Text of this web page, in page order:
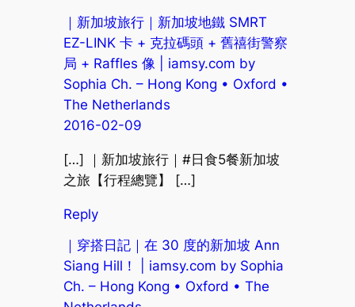
｜新加坡旅行｜新加坡地鐵 SMRT
EZ-LINK 卡 + 克拉碼頭 + 舊禧街警察
局 + Raffles 像 | iamsy.com by
Sophia Ch. – Hong Kong • Oxford •
The Netherlands
2016-02-09
[…] ｜新加坡旅行｜#日食5餐新加坡
之旅【行程總覽】 […]
Reply
｜穿搭日記｜在 30 度的新加坡 Ann
Siang Hill！ | iamsy.com by Sophia
Ch. – Hong Kong • Oxford • The